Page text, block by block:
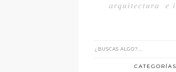
CATEGORÍAS